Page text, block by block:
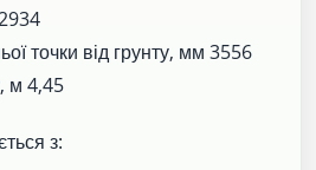
точки від грунту, мм 3556
м 4,45
з: